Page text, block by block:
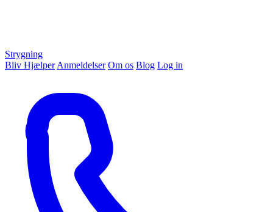
Strygning
Bliv Hjælper Anmeldelser Om os Blog Log in